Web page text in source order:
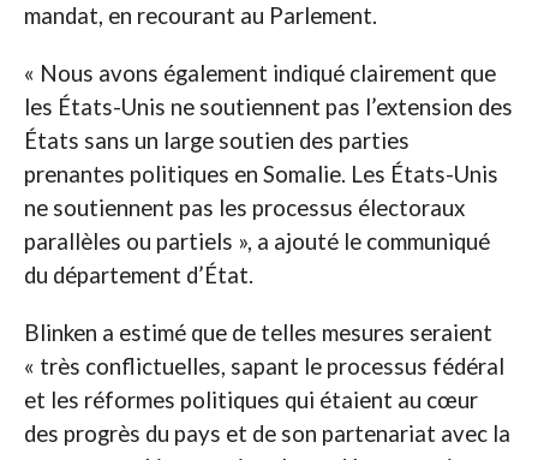
mandat, en recourant au Parlement.
« Nous avons également indiqué clairement que
les États-Unis ne soutiennent pas l’extension des
États sans un large soutien des parties
prenantes politiques en Somalie. Les États-Unis
ne soutiennent pas les processus électoraux
parallèles ou partiels », a ajouté le communiqué
du département d’État.
Blinken a estimé que de telles mesures seraient
« très conflictuelles, sapant le processus fédéral
et les réformes politiques qui étaient au cœur
des progrès du pays et de son partenariat avec la